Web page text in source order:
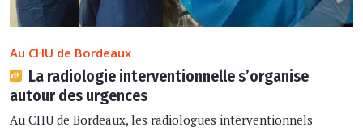
Au CHU de Bordeaux
La radiologie interventionnelle s’organise
autour des urgences
Au CHU de Bordeaux, les radiologues interventionnels